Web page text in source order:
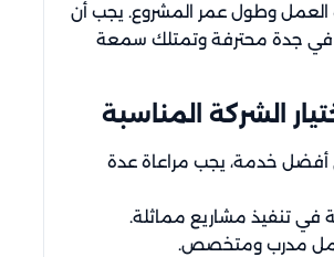
وطول عمر المشروع. يجب أن
في جدة محترفة وتمتلك سمعة
الشركة المناسبة
خدمة، يجب مراعاة عدة
في تنفيذ مشاريع مماثلة.
مدرب ومتخصص.